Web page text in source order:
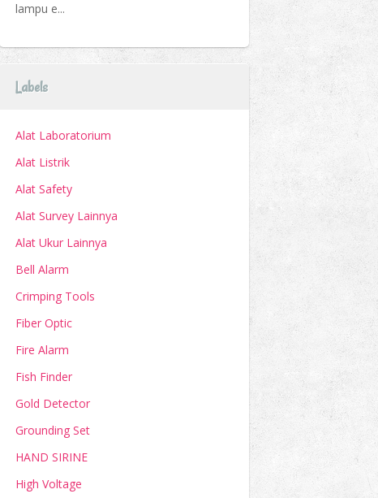
lampu e...
Labels
Alat Laboratorium
Alat Listrik
Alat Safety
Alat Survey Lainnya
Alat Ukur Lainnya
Bell Alarm
Crimping Tools
Fiber Optic
Fire Alarm
Fish Finder
Gold Detector
Grounding Set
HAND SIRINE
High Voltage